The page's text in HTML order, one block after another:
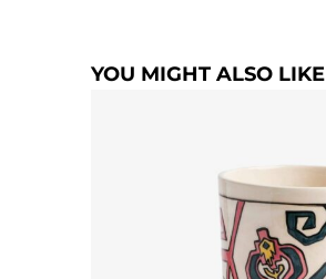
YOU MIGHT ALSO LIKE